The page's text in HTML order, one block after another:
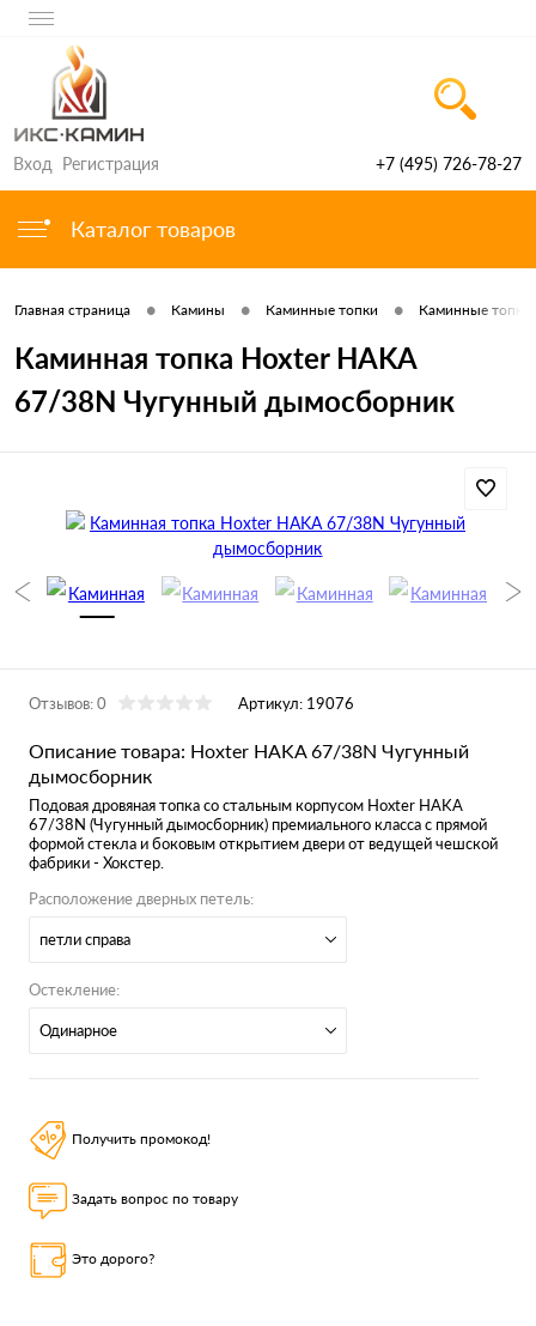
Вход Регистрация +7 (495) 726-78-27
Каталог товаров
Главная страница • Камины • Каминные топки • Каминные топки
Каминная топка Hoxter HAKA
67/38N Чугунный дымосборник
Отзывов: 0 Артикул: 19076
Описание товара: Hoxter HAKA 67/38N Чугунный
дымосборник
Подовая дровяная топка со стальным корпусом Hoxter HAKA
67/38N (Чугунный дымосборник) премиального класса с прямой
формой стекла и боковым открытием двери от ведущей чешской
фабрики - Хокстер.
Расположение дверных петель:
петли справа
Остекление:
Одинарное
Получить промокод!
Задать вопрос по товару
Это дорого?